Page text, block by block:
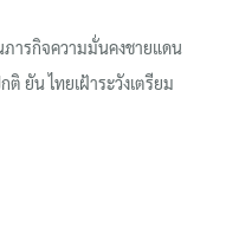
าแข้งเป็นลูกเสือวัยซน เป็น
รกิจความมั่นคงชายแดน
ยัน ไทยเฝ้าระวังเตรียม